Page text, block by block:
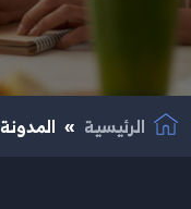
الرئيسية المدونة